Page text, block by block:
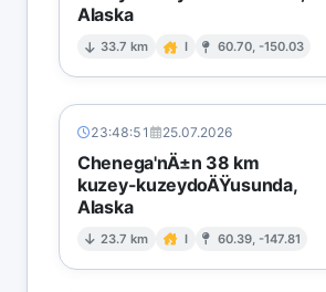
Alaska
33.7 km I 60.70, -150.03
23:48:51 25.07.2026
Chenega'nÄ±n 38 km
kuzey-kuzeydoÄŸusunda,
Alaska
23.7 km I 60.39, -147.81